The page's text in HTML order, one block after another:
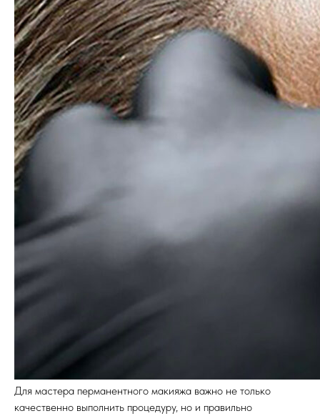
Для мастера перманентного макияжа важно не только
качественно выполнить процедуру, но и правильно